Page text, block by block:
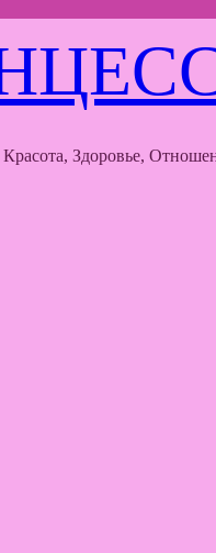
Здоровье,